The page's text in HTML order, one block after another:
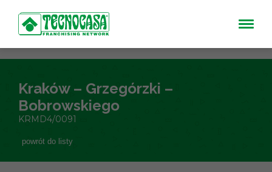
Kraków – Grzegórzki –
Bobrowskiego
KRMD4/0091
powrót do listy